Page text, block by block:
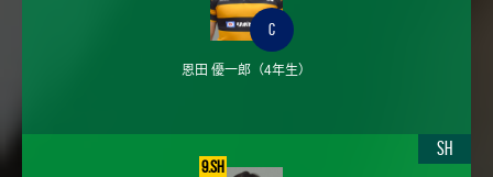
C
恩田 優一郎 （4年生）
9.SH
SH